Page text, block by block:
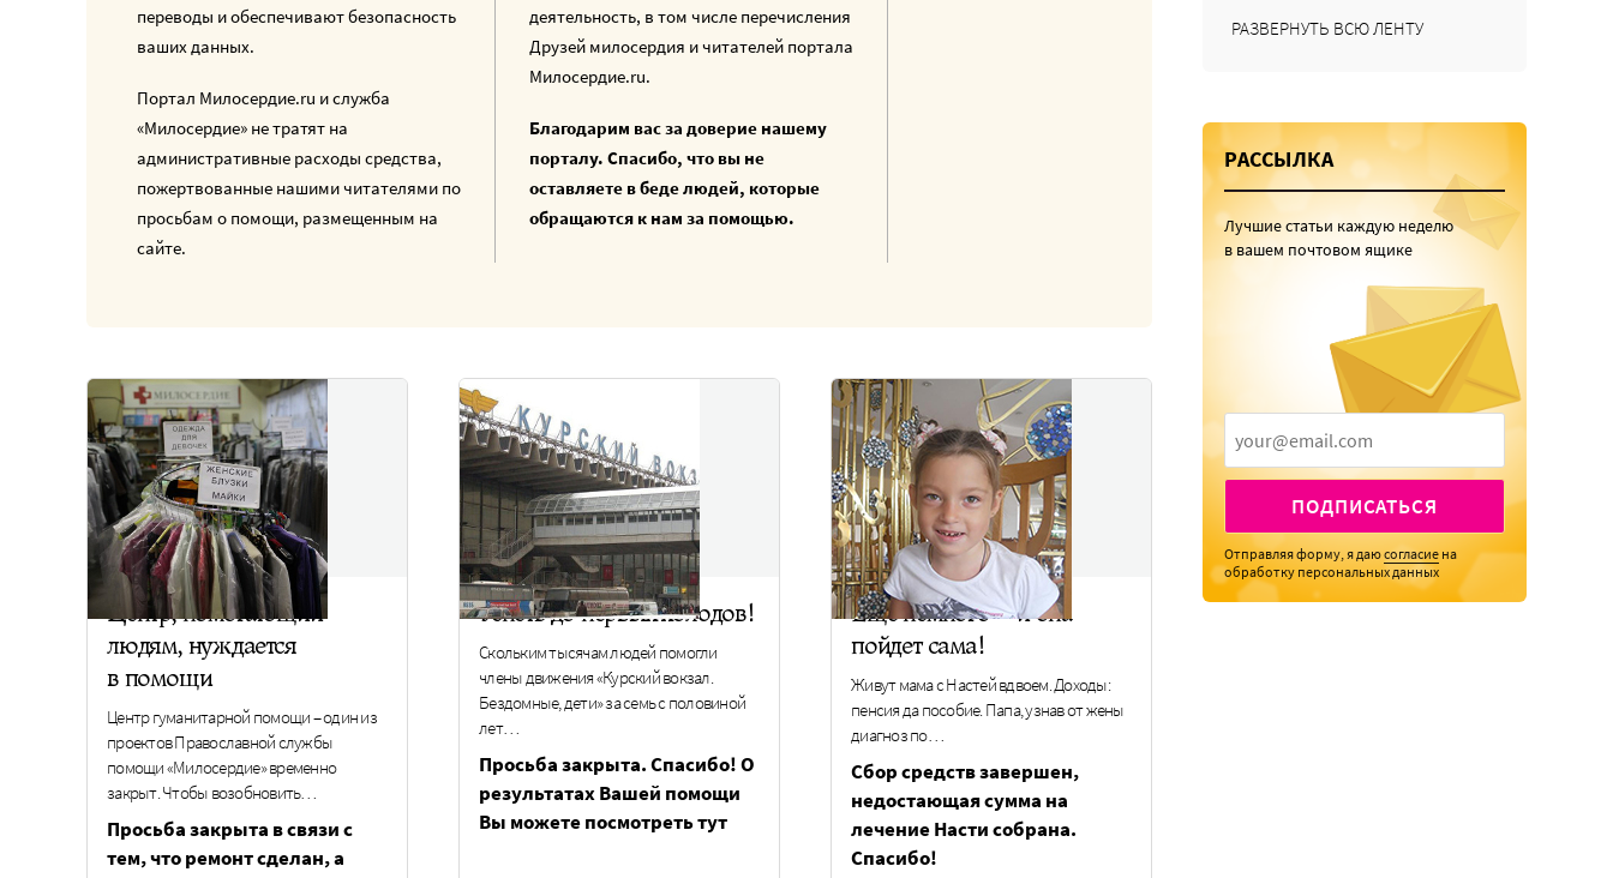
переводы и обеспечивают безопасность
ваших данных.
Портал Милосердие.ru и служба
«Милосердие» не тратят на
административные расходы средства,
пожертвованные нашими читателями по
просьбам о помощи, размещенным на
сайте.
деятельность, в том числе перечисления
Друзей милосердия и читателей портала
Милосердие.ru.
Благодарим вас за доверие нашему
порталу. Спасибо, что вы не
оставляете в беде людей, которые
обращаются к нам за помощью.
Центр, помогающий
людям, нуждается
в помощи
Центр гуманитарной помощи – один из
проектов Православной службы
помощи «Милосердие» временно
закрыт. Чтобы возобновить…
Просьба закрыта в связи с
тем, что ремонт сделан, а
Успеть до первых холодов!
Скольким тысячам людей помогли
члены движения «Курский вокзал.
Бездомные, дети» за семь с половиной
лет…
Просьба закрыта. Спасибо! О
результатах Вашей помощи
Вы можете посмотреть тут
Еще немного – и она
пойдет сама!
Живут мама с Настей вдвоем. Доходы:
пенсия да пособие. Папа, узнав от жены
диагноз по…
Сбор средств завершен,
недостающая сумма на
лечение Насти собрана.
Спасибо!
РАЗВЕРНУТЬ ВСЮ ЛЕНТУ
РАССЫЛКА
Лучшие статьи каждую неделю
в вашем почтовом ящике
ПОДПИСАТЬСЯ
Отправляя форму, я даюсогласие на
обработку персональных данных